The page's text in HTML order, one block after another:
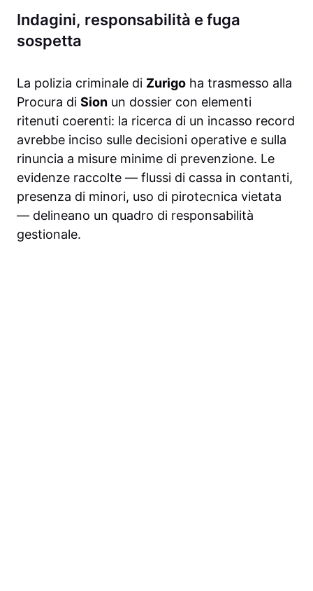
Indagini, responsabilità e fuga
sospetta
La polizia criminale di Zurigo ha trasmesso alla
Procura di Sion un dossier con elementi
ritenuti coerenti: la ricerca di un incasso record
avrebbe inciso sulle decisioni operative e sulla
rinuncia a misure minime di prevenzione. Le
evidenze raccolte — flussi di cassa in contanti,
presenza di minori, uso di pirotecnica vietata
— delineano un quadro di responsabilità
gestionale.